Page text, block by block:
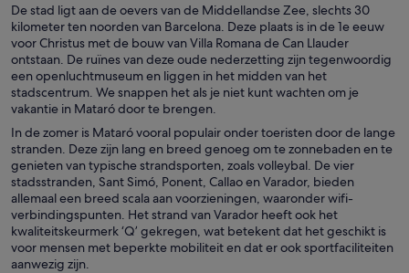
De stad ligt aan de oevers van de Middellandse Zee, slechts 30
kilometer ten noorden van Barcelona. Deze plaats is in de 1e eeuw
voor Christus met de bouw van Villa Romana de Can Llauder
ontstaan. De ruïnes van deze oude nederzetting zijn tegenwoordig
een openluchtmuseum en liggen in het midden van het
stadscentrum. We snappen het als je niet kunt wachten om je
vakantie in Mataró door te brengen.
In de zomer is Mataró vooral populair onder toeristen door de lange
stranden. Deze zijn lang en breed genoeg om te zonnebaden en te
genieten van typische strandsporten, zoals volleybal. De vier
stadsstranden, Sant Simó, Ponent, Callao en Varador, bieden
allemaal een breed scala aan voorzieningen, waaronder wifi-
verbindingspunten. Het strand van Varador heeft ook het
kwaliteitskeurmerk ‘Q’ gekregen, wat betekent dat het geschikt is
voor mensen met beperkte mobiliteit en dat er ook sportfaciliteiten
aanwezig zijn.